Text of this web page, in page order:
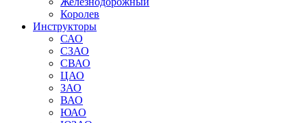
Королев
Инструкторы
САО
СЗАО
СВАО
ЦАО
ЗАО
ВАО
ЮАО